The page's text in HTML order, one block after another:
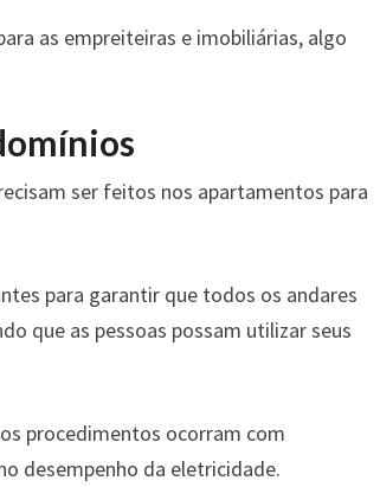
as empreiteiras e imobiliárias, algo
ser feitos nos apartamentos para
para garantir que todos os andares
que as pessoas possam utilizar seus
procedimentos ocorram com
desempenho da eletricidade.